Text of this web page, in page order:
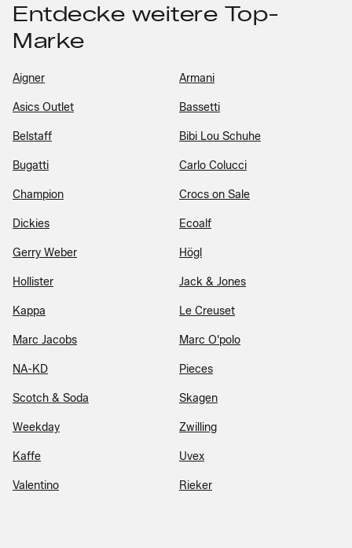
Entdecke weitere Top-
Marke
Aigner Armani
Asics Outlet Bassetti
Belstaff Bibi Lou Schuhe
Bugatti Carlo Colucci
Champion Crocs on Sale
Dickies Ecoalf
Gerry Weber Högl
Hollister Jack & Jones
Kappa Le Creuset
Marc Jacobs Marc O'polo
NA-KD Pieces
Scotch & Soda Skagen
Weekday Zwilling
Kaffe Uvex
Valentino Rieker